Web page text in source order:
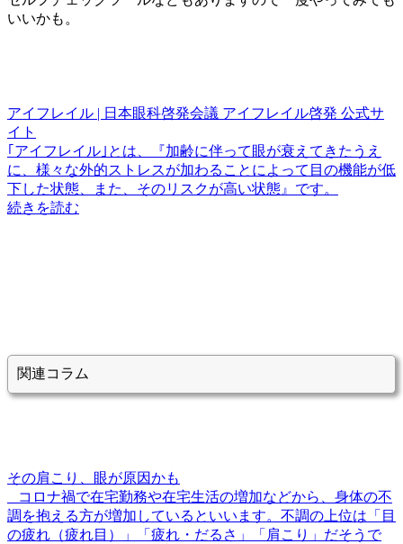
いいかも。
アイフレイル | 日本眼科啓発会議 アイフレイル啓発 公式サ
イト
｢アイフレイル｣とは、『加齢に伴って眼が衰えてきたうえ
に、様々な外的ストレスが加わることによって目の機能が低
下した状態、また、そのリスクが高い状態』です。
続きを読む
関連コラム
その肩こり、眼が原因かも
コロナ禍で在宅勤務や在宅生活の増加などから、身体の不
調を抱える方が増加しているといいます。不調の上位は「目
の疲れ（疲れ目）」「疲れ・だるさ」「肩こり」だそうで